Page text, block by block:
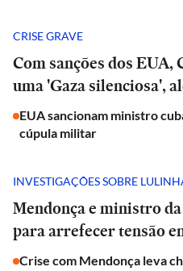
CRISE GRAVE
Com sanções dos EUA,
uma 'Gaza silenciosa',
EUA sancionam ministro
cúpula militar
INVESTIGAÇÕES SOBRE
Mendonça e ministro
para arrefecer tensão
Crise com Mendonça leva